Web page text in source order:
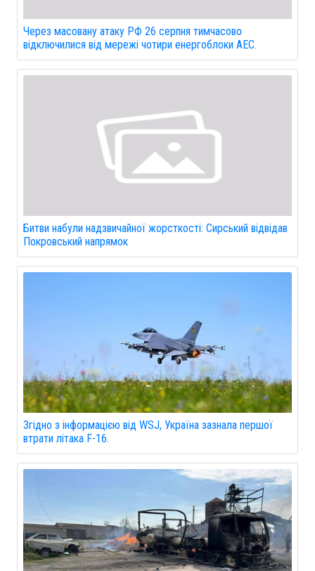
Через масовану атаку РФ 26 серпня тимчасово
відключилися від мережі чотири енергоблоки АЕС.
Битви набули надзвичайної жорсткості: Сирський відвідав
Покровський напрямок
Згідно з інформацією від WSJ, Україна зазнала першої
втрати літака F-16.